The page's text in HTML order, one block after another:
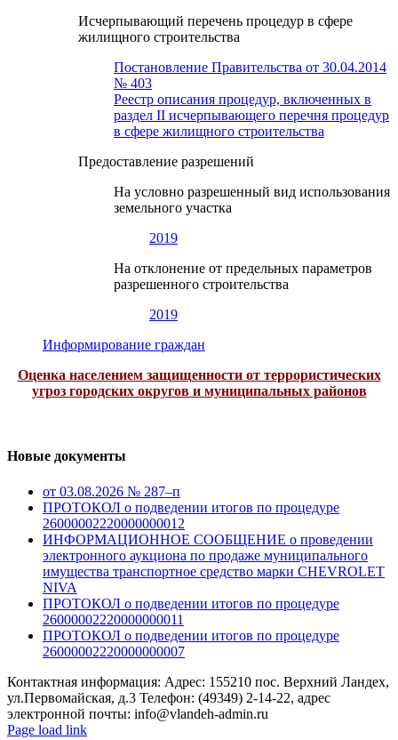
Исчерпывающий перечень процедур в сфере
жилищного строительства
Постановление Правительства от 30.04.2014
№ 403
Реестр описания процедур, включенных в
раздел II исчерпывающего перечня процедур
в сфере жилищного строительства
Предоставление разрешений
На условно разрешенный вид использования
земельного участка
2019
На отклонение от предельных параметров
разрешенного строительства
2019
Информирование граждан
Оценка населением защищенности от террористических
угроз городских округов и муниципальных районов
Новые документы
от 03.08.2026 № 287–п
ПРОТОКОЛ о подведении итогов по процедуре
26000002220000000012
ИНФОРМАЦИОННОЕ СООБЩЕНИЕ о проведении
электронного аукциона по продаже муниципального
имущества транспортное средство марки CHEVROLET
NIVA
ПРОТОКОЛ о подведении итогов по процедуре
26000002220000000011
ПРОТОКОЛ о подведении итогов по процедуре
26000002220000000007
Контактная информация: Адрес: 155210 пос. Верхний Ландех,
ул.Первомайская, д.3 Телефон: (49349) 2-14-22, адрес
электронной почты: info@vlandeh-admin.ru
Page load link